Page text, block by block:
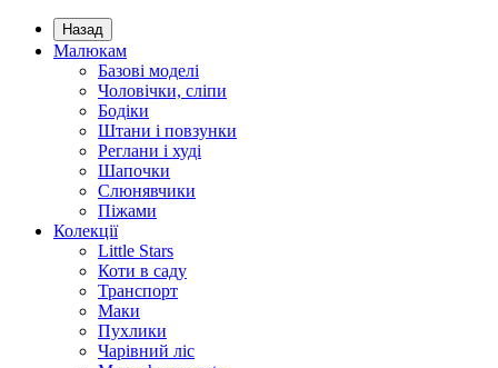
Назад
Малюкам
Базові моделі
Чоловічки, сліпи
Бодіки
Штани і повзунки
Реглани і худі
Шапочки
Слюнявчики
Піжами
Колекції
Little Stars
Коти в саду
Транспорт
Маки
Пухлики
Чарівний ліс